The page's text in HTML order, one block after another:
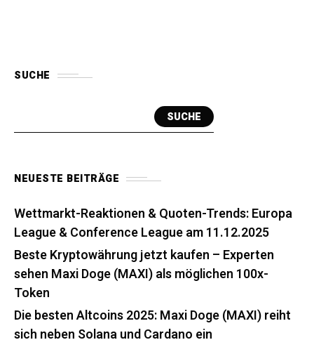
SUCHE
SUCHE
NEUESTE BEITRÄGE
Wettmarkt-Reaktionen & Quoten-Trends: Europa
League & Conference League am 11.12.2025
Beste Kryptowährung jetzt kaufen – Experten
sehen Maxi Doge (MAXI) als möglichen 100x-
Token
Die besten Altcoins 2025: Maxi Doge (MAXI) reiht
sich neben Solana und Cardano ein